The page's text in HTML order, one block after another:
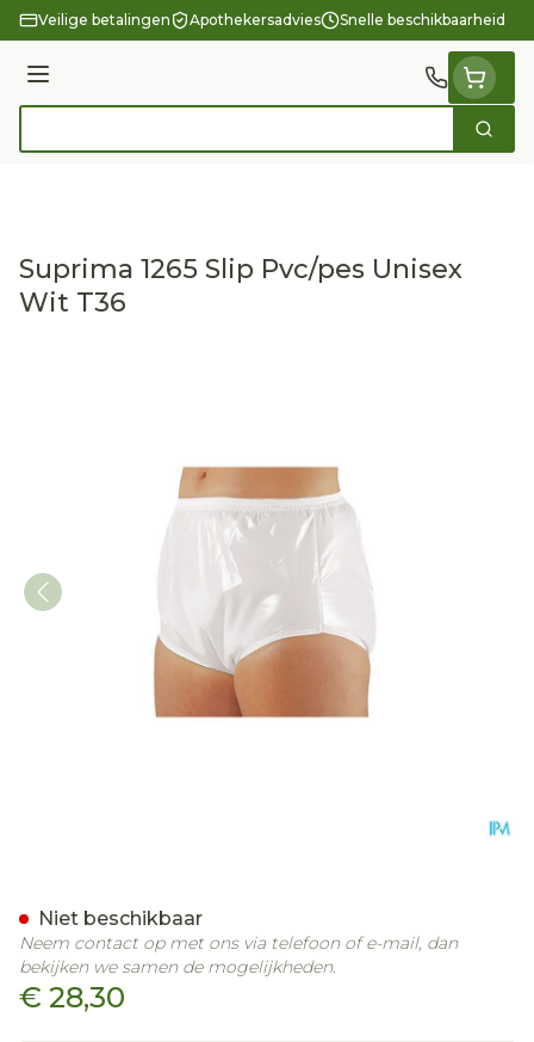
Ga naar de inhoud
Veilige betalingen Apothekersadvies Snelle beschikbaarheid
Menu
Zoek
Suprima 1265 Slip Pvc/pes Unisex
Wit T36
€ 28,30
Niet beschikbaar
Neem contact op met ons via telefoon of e-mail, dan
bekijken we samen de mogelijkheden.